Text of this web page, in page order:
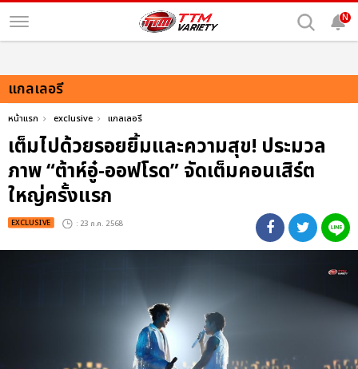
N
แกลเลอรี
หน้าแรก exclusive แกลเลอรี
เต็มไปด้วยรอยยิ้มและความสุข! ประมวล
ภาพ “ต้าห์อู๋-ออฟโรด” จัดเต็มคอนเสิร์ต
ใหญ่ครั้งแรก
EXCLUSIVE : 23 ก.ค. 2568